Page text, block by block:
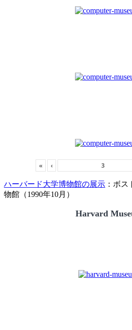
« ‹
ハーバード大学博物館の展示 ：ボ
物館（1990年10月）
Harvard